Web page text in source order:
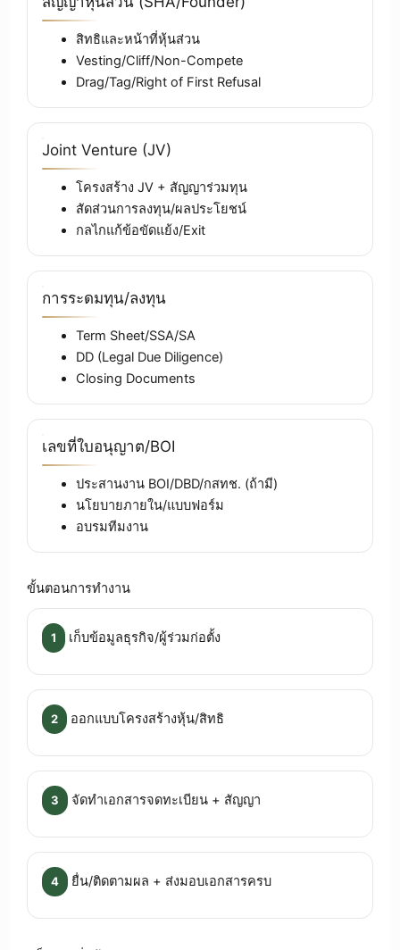
สิทธิและหน้าที่หุ้นส่วน
Vesting/Cliff/Non-Compete
Drag/Tag/Right of First Refusal
Joint Venture (JV)
โครงสร้าง JV + สัญญาร่วมทุน
สัดส่วนการลงทุน/ผลประโยชน์
กลไกแก้ข้อขัดแย้ง/Exit
การระดมทุน/ลงทุน
Term Sheet/SSA/SA
DD (Legal Due Diligence)
Closing Documents
เลขที่ใบอนุญาต/BOI
ประสานงาน BOI/DBD/กสทช. (ถ้ามี)
นโยบายภายใน/แบบฟอร์ม
อบรมทีมงาน
ขั้นตอนการทำงาน
1 เก็บข้อมูลธุรกิจ/ผู้ร่วมก่อตั้ง
2 ออกแบบโครงสร้างหุ้น/สิทธิ
3 จัดทำเอกสารจดทะเบียน + สัญญา
4 ยื่น/ติดตามผล + ส่งมอบเอกสารครบ